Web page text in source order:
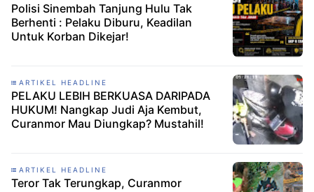
Polisi Sinembah Tanjung Hulu Tak
Berhenti : Pelaku Diburu, Keadilan
Untuk Korban Dikejar!
ARTIKEL HEADLINE
PELAKU LEBIH BERKUASA DARIPADA
HUKUM! Nangkap Judi Aja Kembut,
Curanmor Mau Diungkap? Mustahil!
ARTIKEL HEADLINE
Teror Tak Terungkap, Curanmor